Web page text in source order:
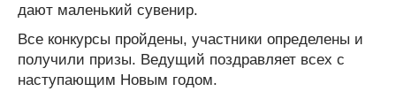
дают маленький сувенир.
Все конкурсы пройдены, участники определены и
получили призы. Ведущий поздравляет всех с
наступающим Новым годом.